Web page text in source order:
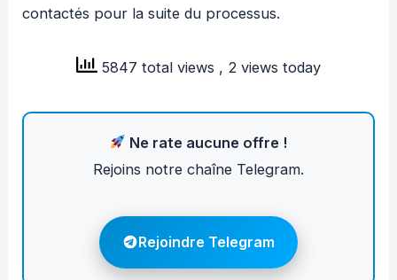
contactés pour la suite du processus.
5847 total views , 2 views today
Ne rate aucune offre !
Rejoins notre chaîne Telegram.
Rejoindre Telegram